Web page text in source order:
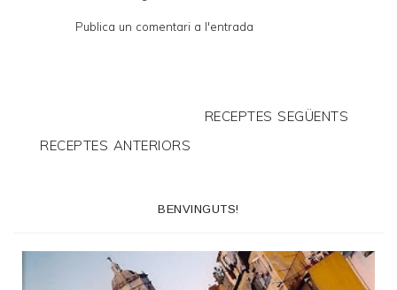
Publica un comentari a l'entrada
RECEPTES SEGÜENTS
RECEPTES ANTERIORS
BENVINGUTS!